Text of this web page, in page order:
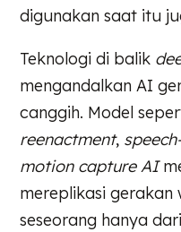
digunakan saat itu
Teknologi di balik
mengandalkan AI
canggih. Model
reenactment,
motion capture AI
mereplikasi gerakan
seseorang hanya